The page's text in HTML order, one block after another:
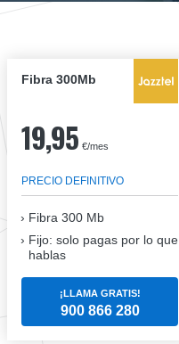
Fibra 300Mb
19,95 €/mes
PRECIO DEFINITIVO
Fibra 300 Mb
Fijo: solo pagas por lo que
hablas
¡LLAMA GRATIS!
900 866 280